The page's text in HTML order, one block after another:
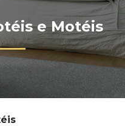
e Motéis